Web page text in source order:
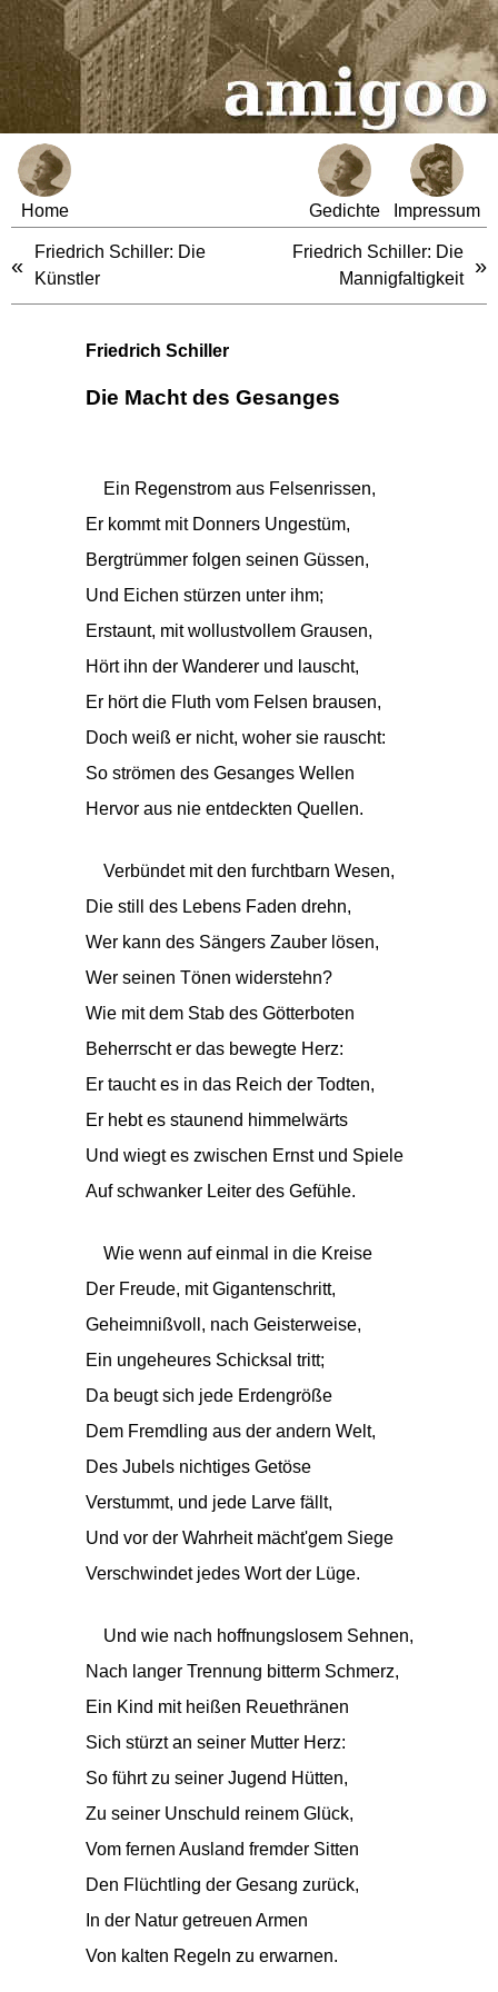
Home Gedichte Impressum
«
Friedrich Schiller: Die
Künstler
Friedrich Schiller: Die
Mannigfaltigkeit
»
Friedrich Schiller
Die Macht des Gesanges
Ein Regenstrom aus Felsenrissen,
Er kommt mit Donners Ungestüm,
Bergtrümmer folgen seinen Güssen,
Und Eichen stürzen unter ihm;
Erstaunt, mit wollustvollem Grausen,
Hört ihn der Wanderer und lauscht,
Er hört die Fluth vom Felsen brausen,
Doch weiß er nicht, woher sie rauscht:
So strömen des Gesanges Wellen
Hervor aus nie entdeckten Quellen.
Verbündet mit den furchtbarn Wesen,
Die still des Lebens Faden drehn,
Wer kann des Sängers Zauber lösen,
Wer seinen Tönen widerstehn?
Wie mit dem Stab des Götterboten
Beherrscht er das bewegte Herz:
Er taucht es in das Reich der Todten,
Er hebt es staunend himmelwärts
Und wiegt es zwischen Ernst und Spiele
Auf schwanker Leiter des Gefühle.
Wie wenn auf einmal in die Kreise
Der Freude, mit Gigantenschritt,
Geheimnißvoll, nach Geisterweise,
Ein ungeheures Schicksal tritt;
Da beugt sich jede Erdengröße
Dem Fremdling aus der andern Welt,
Des Jubels nichtiges Getöse
Verstummt, und jede Larve fällt,
Und vor der Wahrheit mächt'gem Siege
Verschwindet jedes Wort der Lüge.
Und wie nach hoffnungslosem Sehnen,
Nach langer Trennung bitterm Schmerz,
Ein Kind mit heißen Reuethränen
Sich stürzt an seiner Mutter Herz:
So führt zu seiner Jugend Hütten,
Zu seiner Unschuld reinem Glück,
Vom fernen Ausland fremder Sitten
Den Flüchtling der Gesang zurück,
In der Natur getreuen Armen
Von kalten Regeln zu erwarnen.